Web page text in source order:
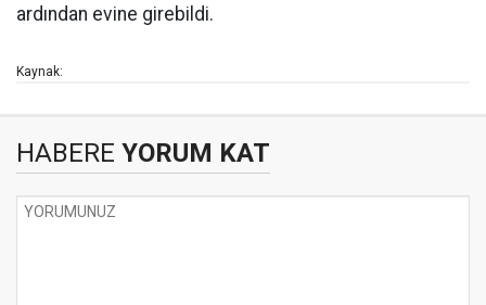
ardından evine girebildi.
Kaynak:
HABERE YORUM KAT